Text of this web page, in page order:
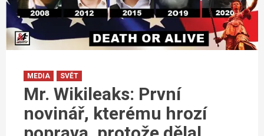
MEDIA SVĚT
Mr. Wikileaks: První
novinář, kterému hrozí